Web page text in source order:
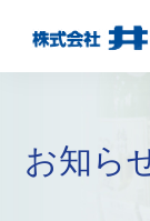
お知ら